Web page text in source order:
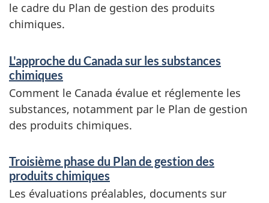
le cadre du Plan de gestion des produits
chimiques.
e
r
v
i
c
e
L'approche du Canada sur les substances
chimiques
Comment le Canada évalue et réglemente les
substances, notamment par le Plan de gestion
des produits chimiques.
Troisième phase du Plan de gestion des
produits chimiques
Les évaluations préalables, documents sur